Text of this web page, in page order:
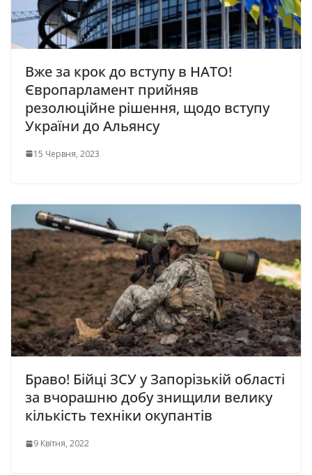
Вже за крок до вступу в НАТО!
Європарламент прийняв
резолюційне рішення, щодо вступу
України до Альянсу
15 Червня, 2023
Браво! Бійці ЗСУ у Запорізькій області
за вчорашню добу знищили велику
кількість техніки окупантів
9 Квітня, 2022